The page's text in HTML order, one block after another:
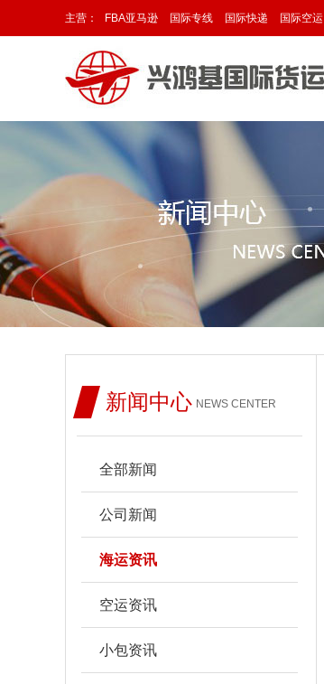
主营： FBA亚马逊 国际专线 国际快递 国际空运
新闻中心 NEWS CENTER
全部新闻
公司新闻
海运资讯
空运资讯
小包资讯